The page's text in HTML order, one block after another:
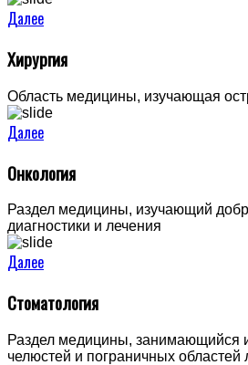
Далее
Хирургия
Область медицины, изучающая
Далее
Онкология
Раздел медицины, изучающий
диагностики и лечения
Далее
Стоматология
Раздел медицины, занимающийся
челюстей и пограничных